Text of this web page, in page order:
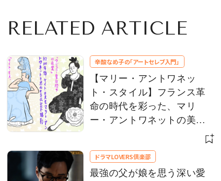
RELATED ARTICLE
辛酸なめ子の「アートセレブ入門」
【マリー・アントワネッ
ト・スタイル】フランス革
命の時代を彩った、マリ
ー・アントワネットの美意
ドラマLOVERS倶楽部
最強の父が娘を思う深い愛